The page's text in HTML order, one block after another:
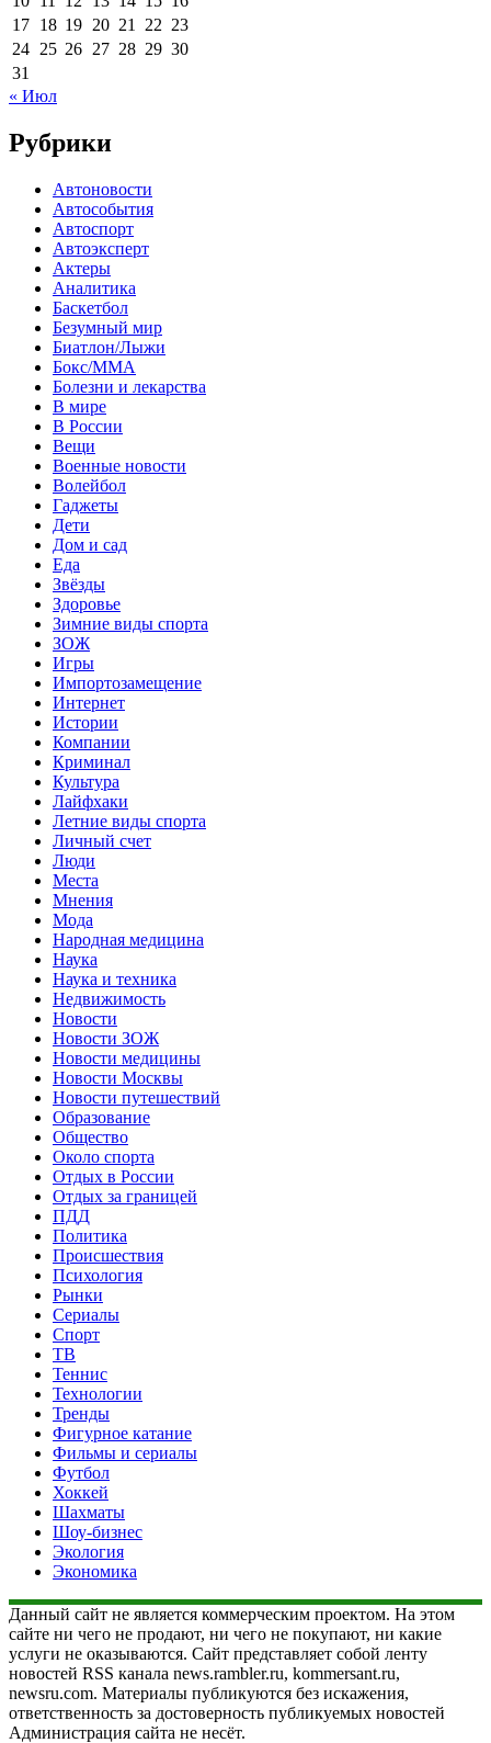
17 18 19 20 21 22 23
24 25 26 27 28 29 30
31
« Июл
Рубрики
Автоновости
Автособытия
Автоспорт
Автоэксперт
Актеры
Аналитика
Баскетбол
Безумный мир
Биатлон/Лыжи
Бокс/MMA
Болезни и лекарства
В мире
В России
Вещи
Военные новости
Волейбол
Гаджеты
Дети
Дом и сад
Еда
Звёзды
Здоровье
Зимние виды спорта
ЗОЖ
Игры
Импортозамещение
Интернет
Истории
Компании
Криминал
Культура
Лайфхаки
Летние виды спорта
Личный счет
Люди
Места
Мнения
Мода
Народная медицина
Наука
Наука и техника
Недвижимость
Новости
Новости ЗОЖ
Новости медицины
Новости Москвы
Новости путешествий
Образование
Общество
Около спорта
Отдых в России
Отдых за границей
ПДД
Политика
Происшествия
Психология
Рынки
Сериалы
Спорт
ТВ
Теннис
Технологии
Тренды
Фигурное катание
Фильмы и сериалы
Футбол
Хоккей
Шахматы
Шоу-бизнес
Экология
Экономика
Данный сайт не является коммерческим проектом. На этом
сайте ни чего не продают, ни чего не покупают, ни какие
услуги не оказываются. Сайт представляет собой ленту
новостей RSS канала news.rambler.ru, kommersant.ru,
newsru.com. Материалы публикуются без искажения,
ответственность за достоверность публикуемых новостей
Администрация сайта не несёт.